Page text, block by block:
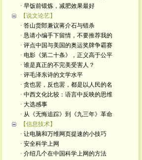
· 早饭前锻炼，减肥效果最好
【说文论艺】
· 答山货郎兼议蒋介石与错杀
· 恳请小编手下留情，不要推荐我的
· 评点中国与美国的奥运奖牌争霸赛
· 电影《第二十条》，正义高于公平
· 谁是真正的不完美受害人？
· 评毛泽东诗的文学水平
· 贪也罢，反也罢，都是以人民的名
· 中西文化比较：语言中反映的思维
· 大选感事
· 从《无悔追踪》到《九三年》革命
【信息技术】
· 让电脑和万维网页提速的小技巧
· 安全科学上网
· 介绍几个在中国科学上网的方法